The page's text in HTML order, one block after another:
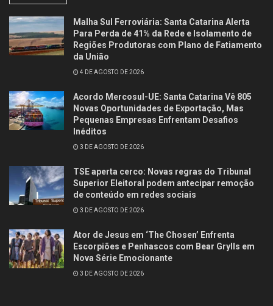
Malha Sul Ferroviária: Santa Catarina Alerta
Para Perda de 41% da Rede e Isolamento de
Regiões Produtoras com Plano de Fatiamento
da União
4 DE AGOSTO DE 2026
Acordo Mercosul-UE: Santa Catarina Vê 805
Novas Oportunidades de Exportação, Mas
Pequenas Empresas Enfrentam Desafios
Inéditos
3 DE AGOSTO DE 2026
TSE aperta cerco: Novas regras do Tribunal
Superior Eleitoral podem antecipar remoção
de conteúdo em redes sociais
3 DE AGOSTO DE 2026
Ator de Jesus em ‘The Chosen’ Enfrenta
Escorpiões e Penhascos com Bear Grylls em
Nova Série Emocionante
3 DE AGOSTO DE 2026